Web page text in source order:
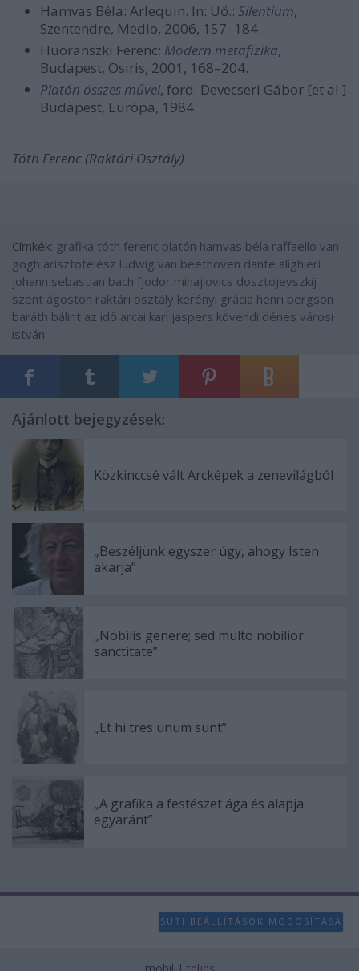
Hamvas Béla: Arlequin. In: Uő.: Silentium,
Szentendre, Medio, 2006, 157–184.
Huoranszki Ferenc: Modern metafizika,
Budapest, Osiris, 2001, 168–204.
Platón összes művei, ford. Devecseri Gábor [et al.]
Budapest, Európa, 1984.
Tóth Ferenc (Raktári Osztály)
Címkék: grafika tóth ferenc platón hamvas béla raffaello van
gogh arisztotelész ludwig van beethoven dante alighieri
johann sebastian bach fjodor mihajlovics dosztojevszkij
szent ágoston raktári osztály kerényi grácia henri bergson
baráth bálint az idő arcai karl jaspers kövendi dénes városi
istván
Ajánlott bejegyzések:
Közkinccsé vált Arcképek a zenevilágból
„Beszéljünk egyszer úgy, ahogy Isten
akarja”
„Nobilis genere; sed multo nobilior
sanctitate”
„Et hi tres unum sunt”
„A grafika a festészet ága és alapja
egyaránt”
SÜTI BEÁLLÍTÁSOK MÓDOSÍTÁSA